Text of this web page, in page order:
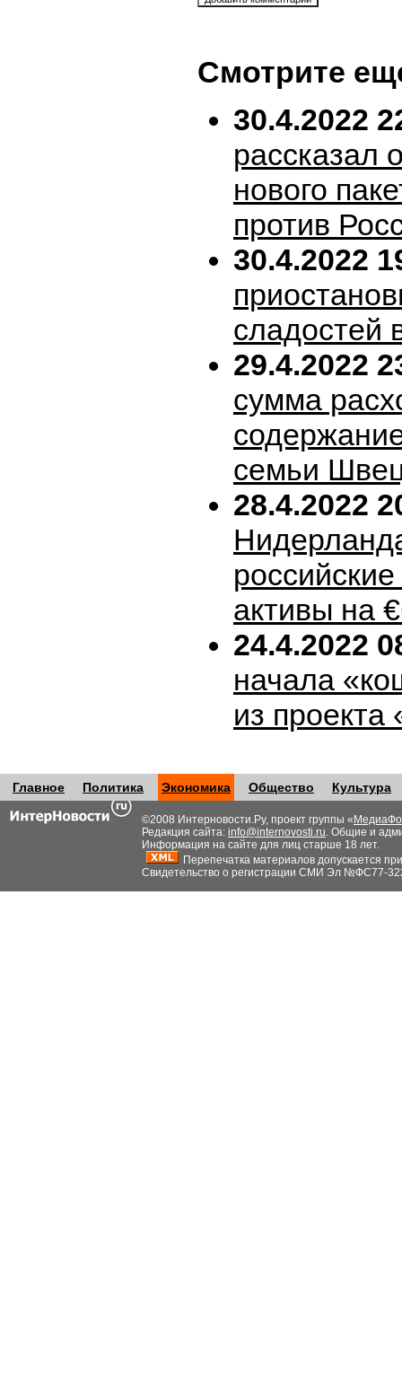
Смотрите
30.4.2022
рассказал
нового
против
30.4.2022
сладостей
29.4.2022
сумма
семьи
28.4.2022
активы на
24.4.2022
начала
из
Главное Политика Экономика Общество Культура
©2008 Интерновости.Ру, проект группы «
Редакция сайта: info@internovosti.ru. Общие и
Информация на сайте для лиц старше 18 лет.
Перепечатка материалов допускается
Свидетельство о регистрации СМИ Эл №ФС77-